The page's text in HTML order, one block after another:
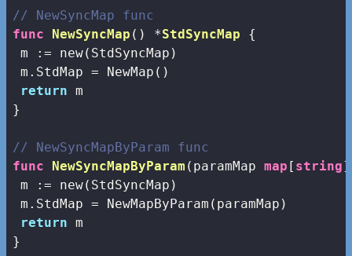
// NewSyncMap func
func
NewSyncMap () *StdSyncMap {
m := new(StdSyncMap)
m.StdMap = NewMap()
return m
}
// NewSyncMapByParam func
func
NewSyncMapByParam (paramMap map [ string]
m := new(StdSyncMap)
m.StdMap = NewMapByParam(paramMap)
return m
}